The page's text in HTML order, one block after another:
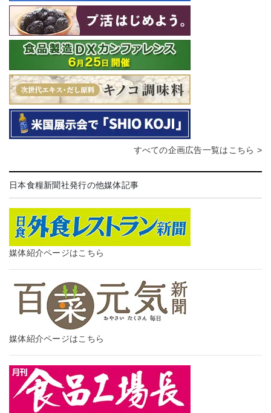
すべての企画広告一覧はこちら >
日本食糧新聞社発行の他媒体記事
媒体紹介ページはこちら
媒体紹介ページはこちら